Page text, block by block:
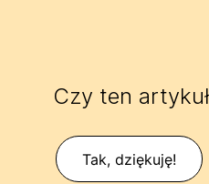
Czy ten
Tak, dziękuję!